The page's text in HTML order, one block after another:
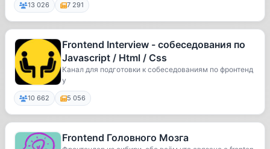
13 026 7 291
Frontend Interview - собеседования по
Javascript / Html / Css
Канал для подготовки к собеседованиям по фронтенд
у
10 662 5 056
Frontend Головного Мозга